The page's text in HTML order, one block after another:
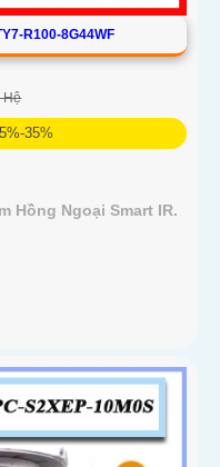
R100-8G44WF
Hệ
35%
Hồng Ngoại Smart IR.